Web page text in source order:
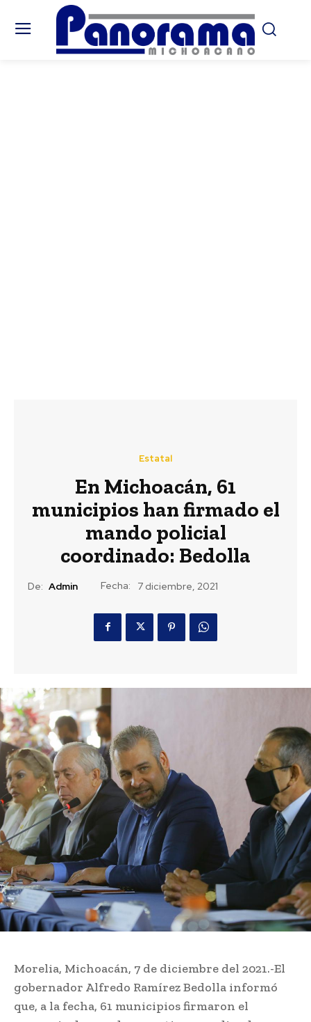
Estatal
En Michoacán, 61
municipios han firmado el
mando policial
coordinado: Bedolla
De: Admin Fecha: 7 diciembre, 2021
Morelia, Michoacán, 7 de diciembre del 2021.-El
gobernador Alfredo Ramírez Bedolla informó
que, a la fecha, 61 municipios firmaron el